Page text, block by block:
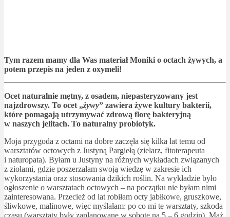
Tym razem mamy dla Was materiał Moniki o octach żywych, a
potem przepis na jeden z oxymeli!
Ocet naturalnie mętny, z osadem, niepasteryzowany jest
najzdrowszy. To ocet „żywy” zawiera żywe kultury bakterii,
które pomagają utrzymywać zdrową florę bakteryjną
w naszych jelitach. To naturalny probiotyk.
Moja przygoda z octami na dobre zaczęła się kilka lat temu od
warsztatów octowych z Justyną Pargiełą (zielarz, fitoterapeuta
i naturopata). Byłam u Justyny na różnych wykładach związanych
z ziołami, gdzie poszerzałam swoją wiedzę w zakresie ich
wykorzystania oraz stosowania dzikich roślin. Na wykładzie było
ogłoszenie o warsztatach octowych – na początku nie byłam nimi
zainteresowana. Przecież od lat robiłam octy jabłkowe, gruszkowe,
śliwkowe, malinowe, więc myślałam: po co mi te warsztaty, szkoda
czasu (warsztaty były zaplanowane w sobotę na 5 – 6 godzin). Mąż